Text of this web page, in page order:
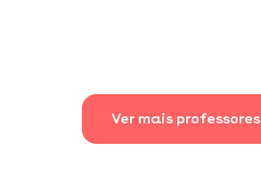
descontraído,prático
e focado nos seus
Ver mais professores